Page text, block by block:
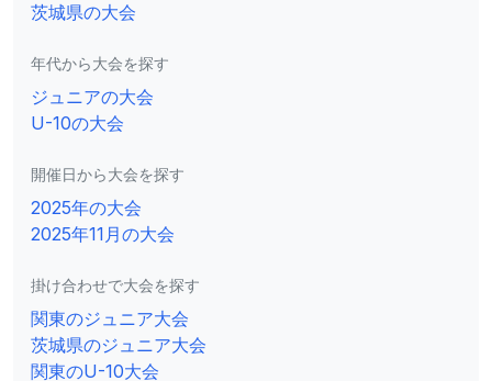
茨城県の大会
年代から大会を探す
ジュニアの大会
U-10の大会
開催日から大会を探す
2025年の大会
2025年11月の大会
掛け合わせで大会を探す
関東のジュニア大会
茨城県のジュニア大会
関東のU-10大会